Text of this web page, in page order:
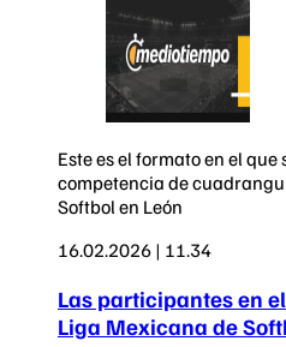
Este es el formato en el
competencia de
Softbol en León
16.02.2026 | 11.34
Las participantes en
Liga Mexicana de